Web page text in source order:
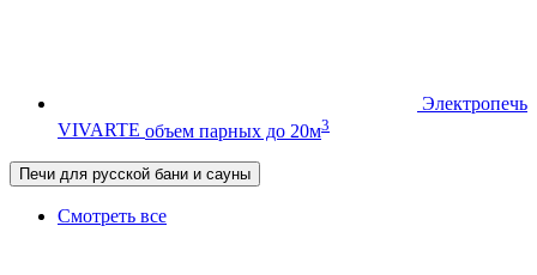
Электропечь
VIVARTE объем парных до 20м3
Печи для русской бани и сауны
Смотреть все